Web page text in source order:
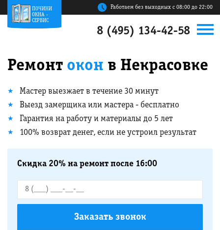
ПОЧИНИ
ОКНА -
СЕРВИС
Работаем без выходных с 08:00 до 22:00
8 (495) 134-42-58
Ремонт окон в Некрасовке
Мастер выезжает в течение 30 минут
Выезд замерщика или мастера - бесплатно
Гарантия на работу и материалы до 5 лет
100% возврат денег, если не устроил результат
Скидка 20% на ремонт после 16:00